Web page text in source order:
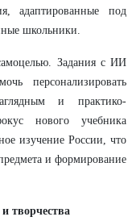
адаптированные под
школьники.
Задания с ИИ
персонализировать
и практико-
нового учебника
изучение России, что
и формирование
творчества